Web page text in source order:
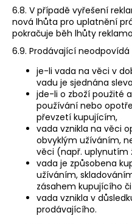
6.8. V případě vyřešení
nová lhůta pro uplatnění
pokračuje běh lhůty
6.9. Prodávající
je-li vada na věci v
vadu je sjednána
jde-li o zboží použité
používání nebo
převzetí kupujícím,
vada vznikla na věci
obvyklým užíváním,
věci (např. uplynutím
vada je způsobena
užíváním,
zásahem kupujícího
vada vznikla v
prodávajícího.